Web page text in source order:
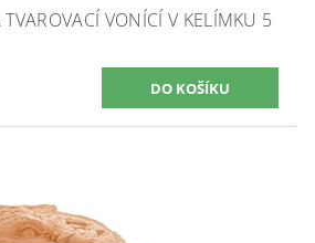
VONÍCÍ V KELÍMKU 5